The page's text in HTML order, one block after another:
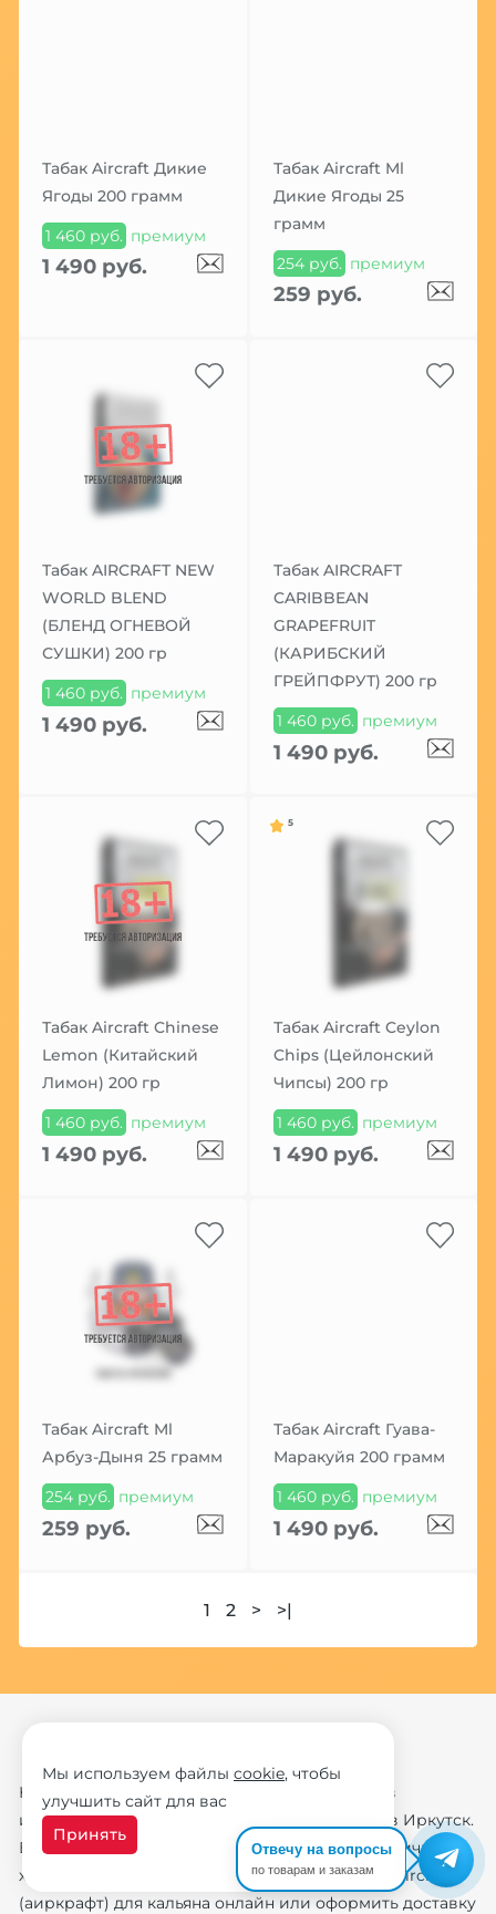
Мы используем файлы cookie, чтобы
улучшить сайт для вас
Принять
Табак Aircraft Дикие
Ягоды 200 грамм
1 460 руб. премиум
1 490 руб.
Табак Aircraft Ml
Дикие Ягоды 25
грамм
254 руб. премиум
259 руб.
Табак AIRCRAFT NEW
WORLD BLEND
(БЛЕНД ОГНЕВОЙ
СУШКИ) 200 гр
1 460 руб. премиум
1 490 руб.
Табак AIRCRAFT
CARIBBEAN
GRAPEFRUIT
(КАРИБСКИЙ
ГРЕЙПФРУТ) 200 гр
1 460 руб. премиум
1 490 руб.
Табак Aircraft Chinese
Lemon (Китайский
Лимон) 200 гр
1 460 руб. премиум
1 490 руб.
5
Табак Aircraft Ceylon
Chips (Цейлонский
Чипсы) 200 гр
1 460 руб. премиум
1 490 руб.
Табак Aircraft Ml
Арбуз-Дыня 25 грамм
254 руб. премиум
259 руб.
Табак Aircraft Гуава-
Маракуйя 200 грамм
1 460 руб. премиум
1 490 руб.
1 2 > >|
Купите табак aircraft (аиркрафт) для кальяна в
интернет-магазине ИванКальян с доставкой в Иркутск.
В нашем каталоге вы можете узнать цены, наличие,
характеристики, а также сразу заказать табак aircraft
(аиркрафт) для кальяна онлайн или оформить доставку
Отвечу на вопросы
по товарам и заказам